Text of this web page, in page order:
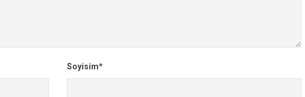
Soyisim*